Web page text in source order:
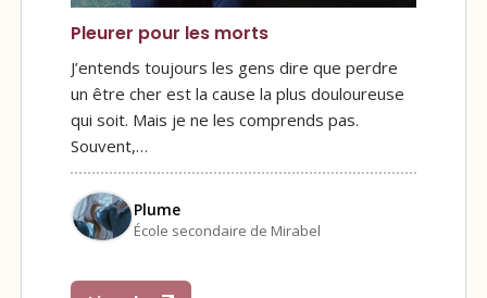
Pleurer pour les morts
J’entends toujours les gens dire que perdre
un être cher est la cause la plus douloureuse
qui soit. Mais je ne les comprends pas.
Souvent,…
Plume
École secondaire de Mirabel